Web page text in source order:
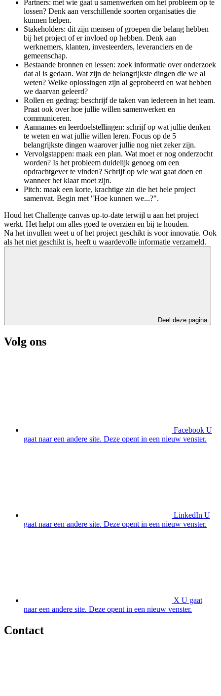
Partners: met wie gaat u samenwerken om het probleem op te
lossen? Denk aan verschillende soorten organisaties die
kunnen helpen.
Stakeholders: dit zijn mensen of groepen die belang hebben
bij het project of er invloed op hebben. Denk aan
werknemers, klanten, investeerders, leveranciers en de
gemeenschap.
Bestaande bronnen en lessen: zoek informatie over onderzoek
dat al is gedaan. Wat zijn de belangrijkste dingen die we al
weten? Welke oplossingen zijn al geprobeerd en wat hebben
we daarvan geleerd?
Rollen en gedrag: beschrijf de taken van iedereen in het team.
Praat ook over hoe jullie willen samenwerken en
communiceren.
Aannames en leerdoelstellingen: schrijf op wat jullie denken
te weten en wat jullie willen leren. Focus op de 5
belangrijkste dingen waarover jullie nog niet zeker zijn.
Vervolgstappen: maak een plan. Wat moet er nog onderzocht
worden? Is het probleem duidelijk genoeg om een
opdrachtgever te vinden? Schrijf op wie wat gaat doen en
wanneer het klaar moet zijn.
Pitch: maak een korte, krachtige zin die het hele project
samenvat. Begin met "Hoe kunnen we...?".
Houd het Challenge canvas up-to-date terwijl u aan het project
werkt. Het helpt om alles goed te overzien en bij te houden.
Na het invullen weet u of het project geschikt is voor innovatie. Ook
als het niet geschikt is, heeft u waardevolle informatie verzameld.
Deel deze pagina
Volg ons
Facebook U
gaat naar een andere site. Deze opent in een nieuw venster.
LinkedIn U
gaat naar een andere site. Deze opent in een nieuw venster.
X U gaat
naar een andere site. Deze opent in een nieuw venster.
Contact